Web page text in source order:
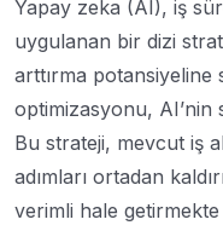
Yapay zeka (AI), iş
uygulanan bir dizi
arttırma
optimizasyonu, AI’nin
Bu strateji, mevcut iş
adımları ortadan
verimli hale